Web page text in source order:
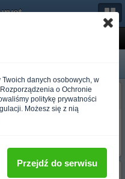
Forum-kulturystyka.pl
+ Carb BX 2500g +
danych osobowych, w
o Ochronie
politykę prywatności
Możesz się z nią
Przejdź do serwisu